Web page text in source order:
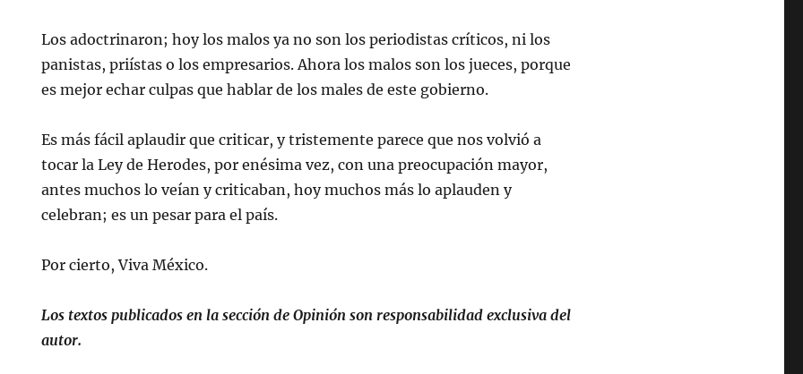
Los adoctrinaron; hoy los malos ya no son los periodistas críticos, ni los
panistas, priístas o los empresarios. Ahora los malos son los jueces, porque
es mejor echar culpas que hablar de los males de este gobierno.
Es más fácil aplaudir que criticar, y tristemente parece que nos volvió a
tocar la Ley de Herodes, por enésima vez, con una preocupación mayor,
antes muchos lo veían y criticaban, hoy muchos más lo aplauden y
celebran; es un pesar para el país.
Por cierto, Viva México.
Los textos publicados en la sección de Opinión son responsabilidad exclusiva del
autor.